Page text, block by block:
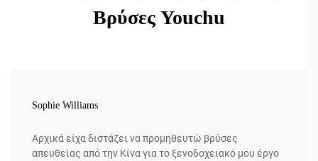
Βρύσες Youchu
Sophie Williams
Αρχικά είχα διστάζει να προμηθευτώ βρύσες
απευθείας από την Κίνα για το ξενοδοχειακό μου έργο